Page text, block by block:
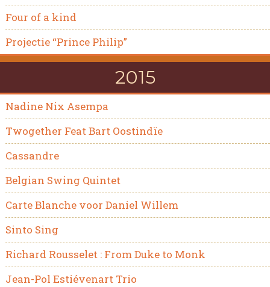
Four of a kind
Projectie “Prince Philip”
2015
Nadine Nix Asempa
Twogether Feat Bart Oostindïe
Cassandre
Belgian Swing Quintet
Carte Blanche voor Daniel Willem
Sinto Sing
Richard Rousselet : From Duke to Monk
Jean-Pol Estiévenart Trio